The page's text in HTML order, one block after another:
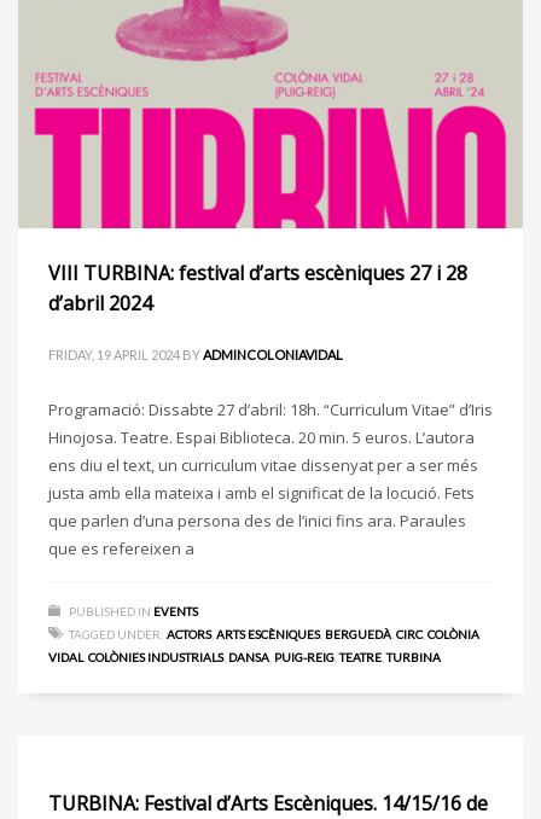
VIII TURBINA: festival d’arts escèniques 27 i 28
d’abril 2024
FRIDAY, 19 APRIL 2024 BYADMINCOLONIAVIDAL
Programació: Dissabte 27 d’abril: 18h. “Curriculum Vitae” d’Iris
Hinojosa. Teatre. Espai Biblioteca. 20 min. 5 euros. L’autora
ens diu el text, un curriculum vitae dissenyat per a ser més
justa amb ella mateixa i amb el significat de la locució. Fets
que parlen d’una persona des de l’inici fins ara. Paraules
que es refereixen a
PUBLISHED IN EVENTS
TAGGED UNDER: ACTORS, ARTS ESCÈNIQUES, BERGUEDÀ CIRC, COLÒNIA
VIDAL, COLÒNIES INDUSTRIALS, DANSA PUIG-REIG ,TEATRE ,TURBINA
TURBINA: Festival d’Arts Escèniques. 14/15/16 de